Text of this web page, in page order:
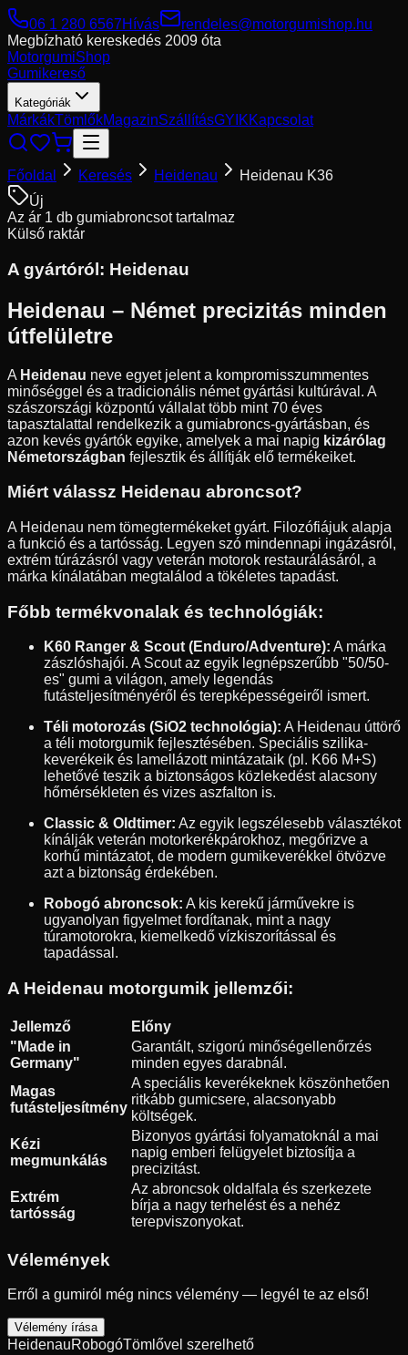
06 1 280 6567Hívás
rendeles@motorgumishop.hu
Megbízható kereskedés 2009 óta
MotorgumiShop
Gumikereső
Kategóriák
MárkákTömlőkMagazinSzállításGYIKKapcsolat
Főoldal Keresés Heidenau
Heidenau K36
Új
Az ár 1 db gumiabroncsot tartalmaz
Külső raktár
A gyártóról: Heidenau
Heidenau – Német precizitás minden
útfelületre
A Heidenau neve egyet jelent a kompromisszummentes
minőséggel és a tradicionális német gyártási kultúrával. A
szászországi központú vállalat több mint 70 éves
tapasztalattal rendelkezik a gumiabroncs-gyártásban, és
azon kevés gyártók egyike, amelyek a mai napig kizárólag
Németországban fejlesztik és állítják elő termékeiket.
Miért válassz Heidenau abroncsot?
A Heidenau nem tömegtermékeket gyárt. Filozófiájuk alapja
a funkció és a tartósság. Legyen szó mindennapi ingázásról,
extrém túrázásról vagy veterán motorok restaurálásáról, a
márka kínálatában megtalálod a tökéletes tapadást.
Főbb termékvonalak és technológiák:
K60 Ranger & Scout (Enduro/Adventure): A márka
zászlóshajói. A Scout az egyik legnépszerűbb "50/50-
es" gumi a világon, amely legendás
futásteljesítményéről és terepképességeiről ismert.
Téli motorozás (SiO2 technológia): A Heidenau úttörő
a téli motorgumik fejlesztésében. Speciális szilika-
keverékeik és lamellázott mintázataik (pl. K66 M+S)
lehetővé teszik a biztonságos közlekedést alacsony
hőmérsékleten és vizes aszfalton is.
Classic & Oldtimer: Az egyik legszélesebb választékot
kínálják veterán motorkerékpárokhoz, megőrizve a
korhű mintázatot, de modern gumikeverékkel ötvözve
azt a biztonság érdekében.
Robogó abroncsok: A kis kerekű járművekre is
ugyanolyan figyelmet fordítanak, mint a nagy
túramotorokra, kiemelkedő vízkiszorítással és
tapadással.
A Heidenau motorgumik jellemzői:
Jellemző
Előny
"Made in
Germany"
Garantált, szigorú minőségellenőrzés
minden egyes darabnál.
Magas
futásteljesítmény
A speciális keverékeknek köszönhetően
ritkább gumicsere, alacsonyabb
költségek.
Kézi
megmunkálás
Bizonyos gyártási folyamatoknál a mai
napig emberi felügyelet biztosítja a
precizitást.
Extrém
tartósság
Az abroncsok oldalfala és szerkezete
bírja a nagy terhelést és a nehéz
terepviszonyokat.
Vélemények
Erről a gumiról még nincs vélemény — legyél te az első!
Vélemény írása
HeidenauRobogóTömlővel szerelhető